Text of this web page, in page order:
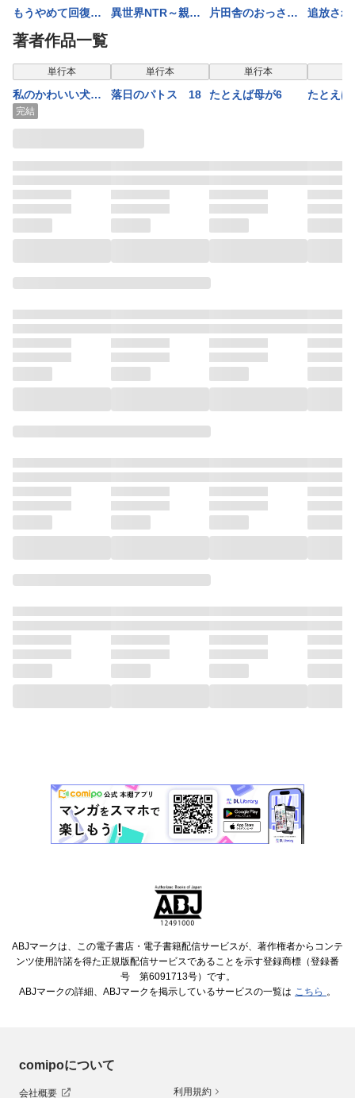
もうやめて回復し
ないで賢者様！
【秋田書店版】 1
異世界NTR～親友
～【電子単行
本】 9
片田舎のおっさ
師範だったのに、
大成した弟子たち
が俺を放ってくれ
追放され
界で2周
子単行
著者作品一覧
単行本
私のかわいい犬だ
から 3
完結
単行本
落日のパトス 18
表示制限中
単行本
たとえば母が6
表示
たとえば
ABJマークは、この電子書店・電子書籍配信サービスが、著作権者からコンテ
ンツ使用許諾を得た正規版配信サービスであることを示す登録商標（登録番
号 第6091713号）です。
ABJマークの詳細、ABJマークを掲示しているサービスの一覧は こちら 。
comipoについて
会社概要
利用規約